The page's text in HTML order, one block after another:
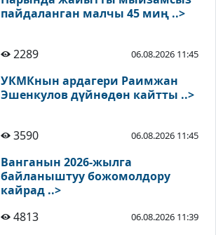
пайдаланган малчы 45 миң ..>
2289 06.08.2026 11:45
УКМКнын ардагери Раимжан
Эшенкулов дүйнөдөн кайтты ..>
3590 06.08.2026 11:45
Ванганын 2026-жылга
байланыштуу божомолдору
кайрад ..>
4813
06.08.2026 11:39